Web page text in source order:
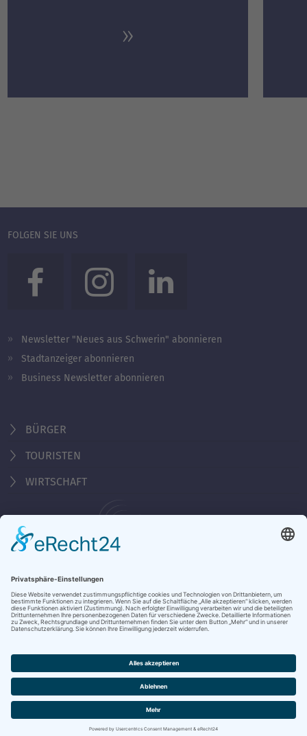
FOLGEN SIE UNS
Newsletter "Neues aus Schwerin" abonnieren
Stadtanzeiger abonnieren
Business Newsletter abonnieren
BÜRGER
TOURISTEN
WIRTSCHAFT
Behördennummer 115
KONTAKT
NOTRUFE & HOTLINES
JOBS
STADTANZEIGER
BROSCHÜREN
PRESSE
DATENSCHUTZ